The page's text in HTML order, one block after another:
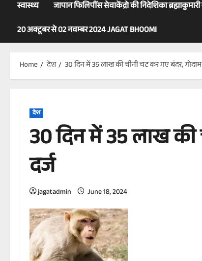
स्वास्थ्य
जापान फिलिपींस सेवाकेंद्रो की निदेशिका
20 अक्टूबर से 02 नवम्बर 2024 JAGAT BHOOMI
Home देश 30 दिन में 35 लाख की चीनी चट कर गए बंदर,
देश
30 दिन में 35 लाख
दर्ज
jagatadmin June 18, 2024